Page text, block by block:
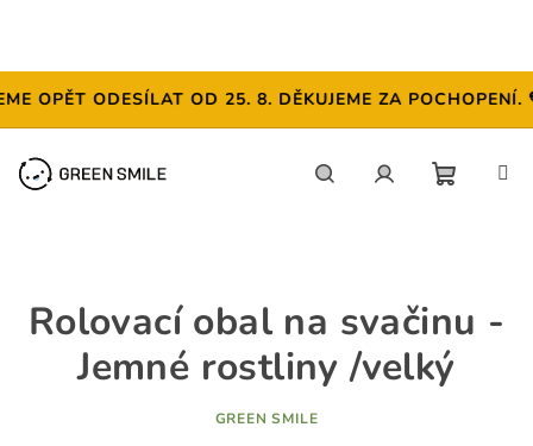
ODESÍLAT OD 25. 8. DĚKUJEME ZA POCHOPENÍ. 💚
obsah
Rolovací obal na svačinu -
Jemné rostliny /velký
GREEN SMILE